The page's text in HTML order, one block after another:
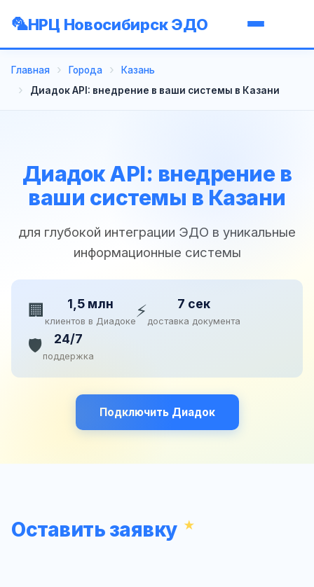
НРЦ Новосибирск ЭДО
Главная Города
Казань
Диадок API: внедрение в ваши системы в Казани
Диадок API: внедрение в
ваши системы в Казани
для глубокой интеграции ЭДО в уникальные
информационные системы
🏢 1,5 млн
клиентов в Диадоке⚡ 7 сек
доставка документа
🛡️ 24/7
поддержка
Подключить Диадок
Оставить заявку